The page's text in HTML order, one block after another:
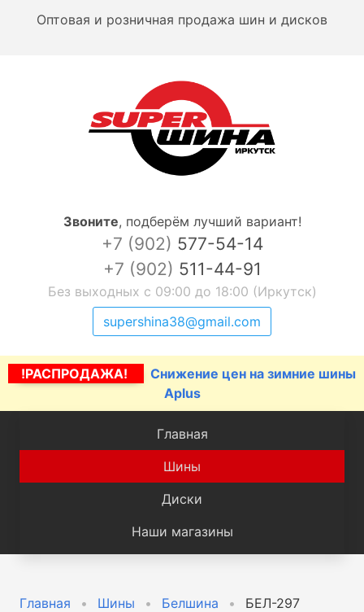
Оптовая и розничная продажа шин и дисков
Звоните, подберём лучший вариант!
+7 (902) 577-54-14
+7 (902) 511-44-91
Без выходных с 09:00 до 18:00 (Иркутск)
supershina38@gmail.com
!РАСПРОДАЖА!
Снижение цен на зимние шины
Aplus
Главная
Шины
Диски
Наши магазины
Главная Шины Белшина БЕЛ-297